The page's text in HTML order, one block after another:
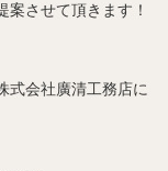
させて頂きます！
式会社廣清工務店に